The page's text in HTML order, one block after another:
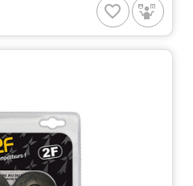
favorite_border